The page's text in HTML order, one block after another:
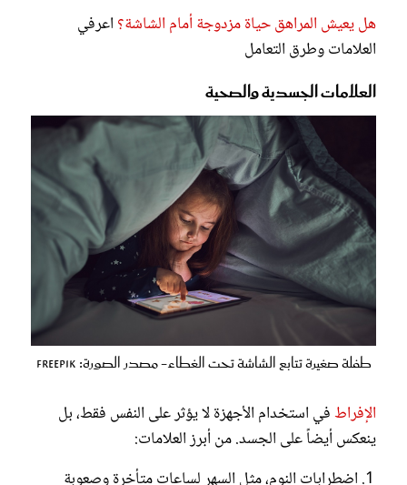
هل يعيش المراهق حياة مزدوجة أمام الشاشة؟ اعرفي
العلامات وطرق التعامل
العلامات الجسدية والصحية
طفلة صغيرة تتابع الشاشة تحت الغطاء- مصدر الصورة: Freepik
الإفراطفي استخدام الأجهزة لا يؤثر على النفس فقط، بل
ينعكس أيضاً على الجسد. من أبرز العلامات:
اضطرابات النوم، مثل السهر لساعات متأخرة وصعوبة